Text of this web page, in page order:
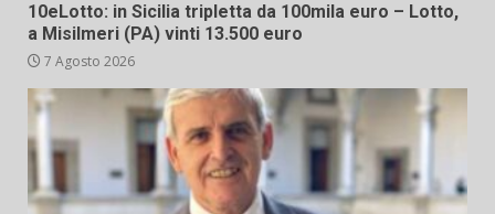
10eLotto: in Sicilia tripletta da 100mila euro – Lotto,
a Misilmeri (PA) vinti 13.500 euro
7 Agosto 2026